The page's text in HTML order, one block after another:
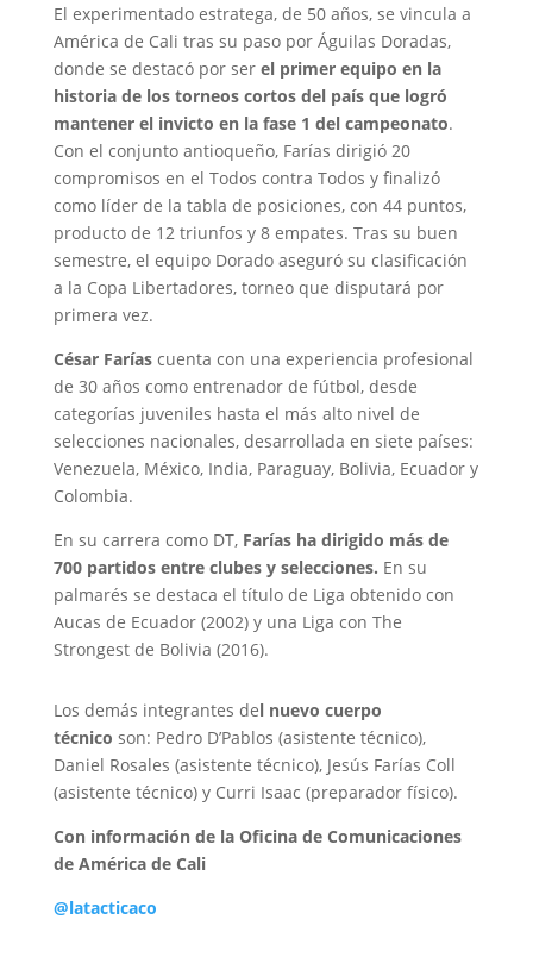
El experimentado estratega, de 50 años, se vincula a
América de Cali tras su paso por Águilas Doradas,
donde se destacó por ser el primer equipo en la
historia de los torneos cortos del país que logró
mantener el invicto en la fase 1 del campeonato.
Con el conjunto antioqueño, Farías dirigió 20
compromisos en el Todos contra Todos y finalizó
como líder de la tabla de posiciones, con 44 puntos,
producto de 12 triunfos y 8 empates. Tras su buen
semestre, el equipo Dorado aseguró su clasificación
a la Copa Libertadores, torneo que disputará por
primera vez.
César Faríascuenta con una experiencia profesional
de 30 años como entrenador de fútbol, desde
categorías juveniles hasta el más alto nivel de
selecciones nacionales, desarrollada en siete países:
Venezuela, México, India, Paraguay, Bolivia, Ecuador y
Colombia.
En su carrera como DT, Farías ha dirigido más de
700 partidos entre clubes y selecciones. En su
palmarés se destaca el título de Liga obtenido con
Aucas de Ecuador (2002) y una Liga con The
Strongest de Bolivia (2016).
Los demás integrantes del nuevo cuerpo
técnico son: Pedro D’Pablos (asistente técnico),
Daniel Rosales (asistente técnico), Jesús Farías Coll
(asistente técnico) y Curri Isaac (preparador físico).
Con información de la Oficina de Comunicaciones
de América de Cali
@latacticaco